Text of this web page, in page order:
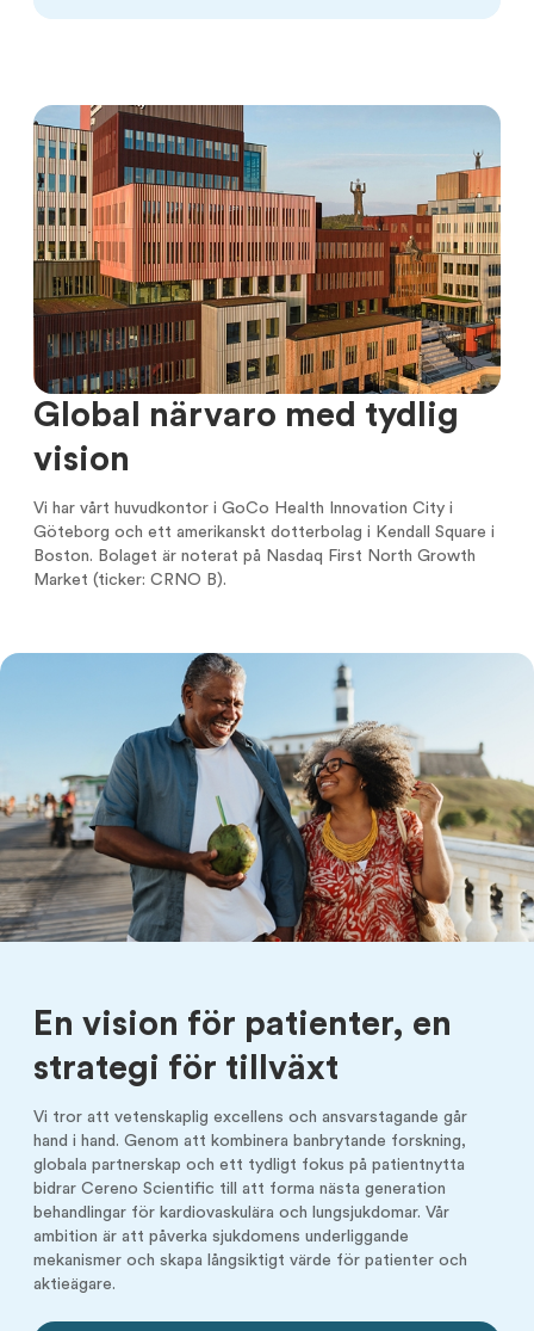
Global närvaro med tydlig
vision
Vi har vårt huvudkontor i GoCo Health Innovation City i
Göteborg och ett amerikanskt dotterbolag i Kendall Square i
Boston. Bolaget är noterat på Nasdaq First North Growth
Market (ticker: CRNO B).
En vision för patienter, en
strategi för tillväxt
Vi tror att vetenskaplig excellens och ansvarstagande går
hand i hand. Genom att kombinera banbrytande forskning,
globala partnerskap och ett tydligt fokus på patientnytta
bidrar Cereno Scientific till att forma nästa generation
behandlingar för kardiovaskulära och lungsjukdomar. Vår
ambition är att påverka sjukdomens underliggande
mekanismer och skapa långsiktigt värde för patienter och
aktieägare.